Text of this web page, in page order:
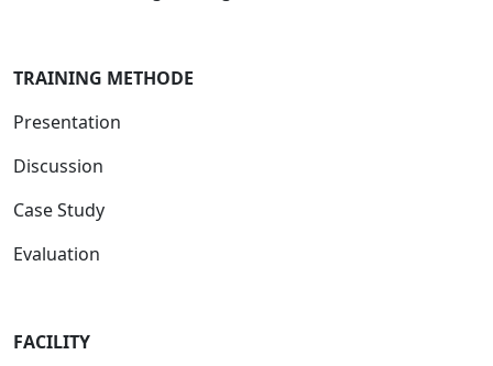
TRAINING METHODE
Presentation
Discussion
Case Study
Evaluation
FACILITY